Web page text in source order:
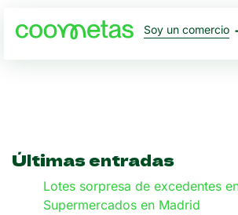
Soy un comercio
Últimas entradas
Lotes sorpresa de excedentes
Supermercados en Madrid